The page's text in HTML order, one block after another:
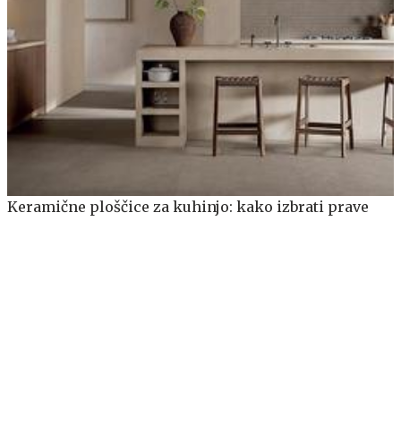
Keramične ploščice za kuhinjo: kako izbrati prave